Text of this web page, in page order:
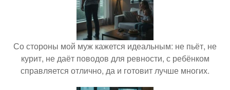
Со стороны мой муж кажется идеальным: не пьёт, не
курит, не даёт поводов для ревности, с ребёнком
справляется отлично, да и готовит лучше многих.